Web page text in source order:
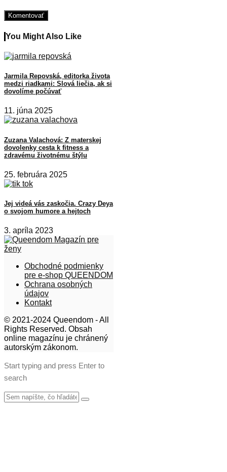
You Might Also Like
Jarmila Repovská, editorka života
medzi riadkami: Slová liečia, ak si
dovolíme počúvať
11. júna 2025
Zuzana Valachová: Z materskej
dovolenky cesta k fitness a
zdravému životnému štýlu
25. februára 2025
Jej videá vás zaskočia. Crazy Deya
o svojom humore a hejtoch
3. apríla 2023
Obchodné podmienky
pre e-shop QUEENDOM
Ochrana osobných
údajov
Kontakt
© 2021-2024 Queendom - All
Rights Reserved. Obsah
online magazínu je chránený
autorským zákonom.
Start typing and press Enter to
search